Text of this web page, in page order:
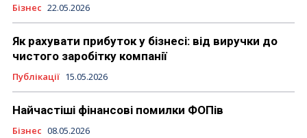
Бізнес 22.05.2026
Як рахувати прибуток у бізнесі: від виручки до
чистого заробітку компанії
Публікації 15.05.2026
Найчастіші фінансові помилки ФОПів
Бізнес 08.05.2026